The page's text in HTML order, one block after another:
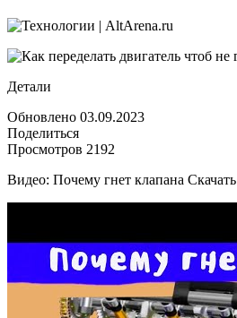
Детали
Обновлено 03.09.2023
Поделиться
Просмотров 2192
Видео: Почему гнет клапана Скачать